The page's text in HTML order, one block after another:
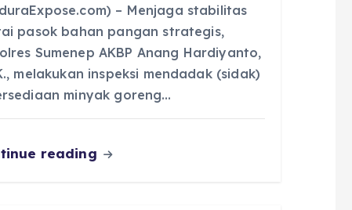
– Menjaga stabilitas
pasok bahan pangan strategis,
Sumenep AKBP Anang Hardiyanto,
melakukan inspeksi mendadak (sidak)
minyak goreng…
reading